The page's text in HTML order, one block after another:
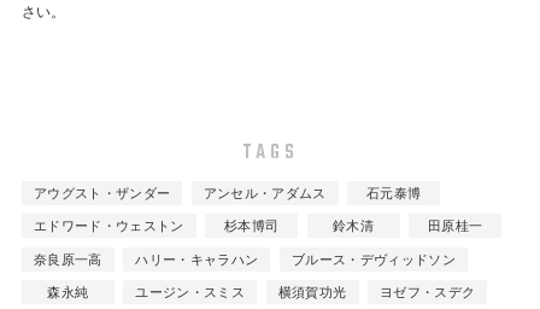
さい。
TAGS
アウグスト・ザンダー アンセル・アダムス
石元泰博
エドワード・ウェストン
杉本博司 鈴木清
田原桂一
奈良原一高
ハリー・キャラハン
ブルース・デヴィッドソン
森永純
ユージン・スミス 横須賀功光
ヨゼフ・スデク